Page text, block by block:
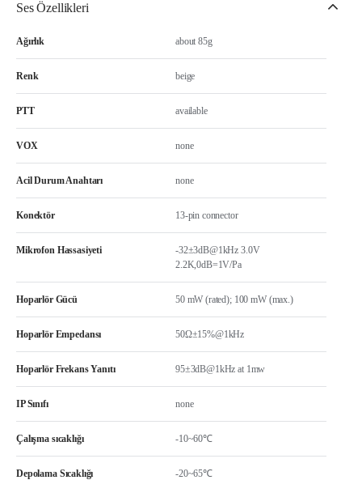
Ses Özellikleri
Ağırlık about 85g
Renk beige
PTT available
VOX none
Acil Durum Anahtarı none
Konektör 13-pin connector
Mikrofon Hassasiyeti
-32±3dB@1kHz 3.0V
2.2K,0dB=1V/Pa
Hoparlör Gücü 50 mW (rated); 100 mW (max.)
Hoparlör Empedansı 50Ω±15%@1kHz
Hoparlör Frekans Yanıtı 95±3dB@1kHz at 1mw
IP Sınıfı none
Çalışma sıcaklığı -10~60℃
Depolama Sıcaklığı -20~65℃